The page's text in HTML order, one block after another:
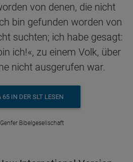
von denen, die nicht
bin gefunden worden von
suchten; ich habe gesagt:
ich!«, zu einem Volk, über
nicht ausgerufen war.
65 IN DER SLT LESEN
Bibelgesellschaft